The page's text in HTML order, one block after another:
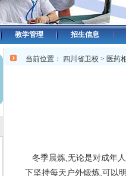
教学管理 招生信息
当前位置： 四川省卫校 > 医药
冬季晨炼,无论是对成年
下坚持每天户外锻炼,可以